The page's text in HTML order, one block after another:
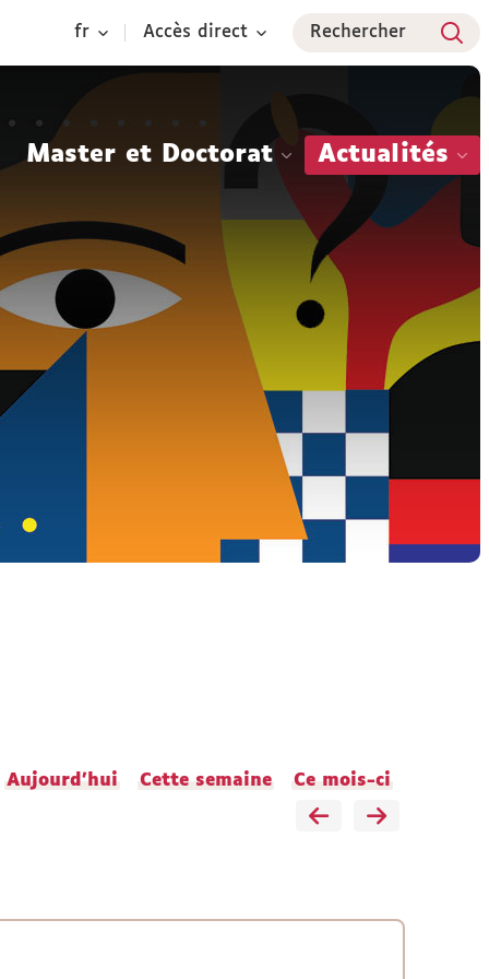
fr Accès direct Rechercher
Master et Doctorat Actualités
Aujourd'hui Cette semaine Ce mois-ci